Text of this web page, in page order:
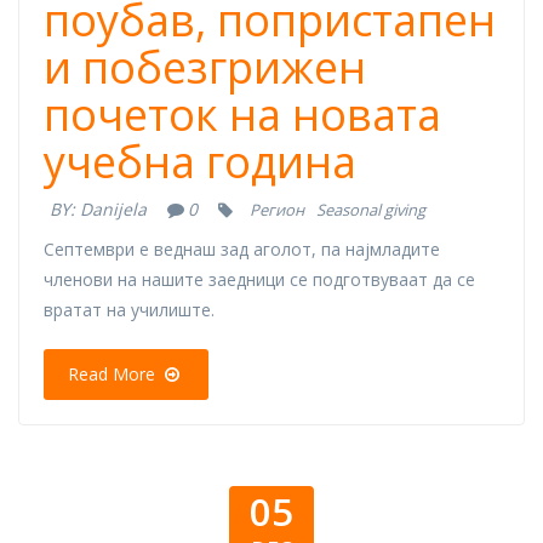
поубав, попристапен
и побезгрижен
почеток на новата
учебна година
BY: Danijela 0 Регион Seasonal giving
Септември е веднаш зад аголот, па најмладите
членови на нашите заедници се подготвуваат да се
вратат на училиште.
Read More
05